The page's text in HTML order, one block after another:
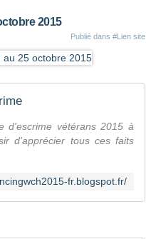
2015
Publié dans #Lien site
d'escrime vétérans 2015 à
d'apprécier tous ces faits
fr.blogspot.fr/